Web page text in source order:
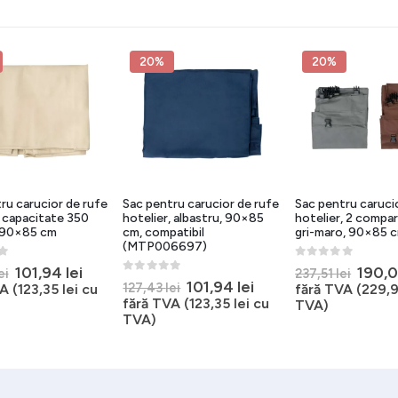
carucior de rufe
350
cm
Prețul
inițial
101,94 leiPrețul
curent
101,94 lei.
(123,35 lei cu
20%
Sac pentru carucior de rufe
hotelier, albastru, 90×85
cm, compatibil
(MTP006697)
127,43lei Prețul
inițial
101,94 lei Prețul
curent
fără TVA (123,35 lei cu
TVA)
20%
Sac pentru
hotelier, 2
gri-maro, 90×85
237,51lei
inițial
fără TVA (
TVA)